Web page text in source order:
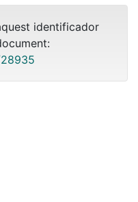
identificador